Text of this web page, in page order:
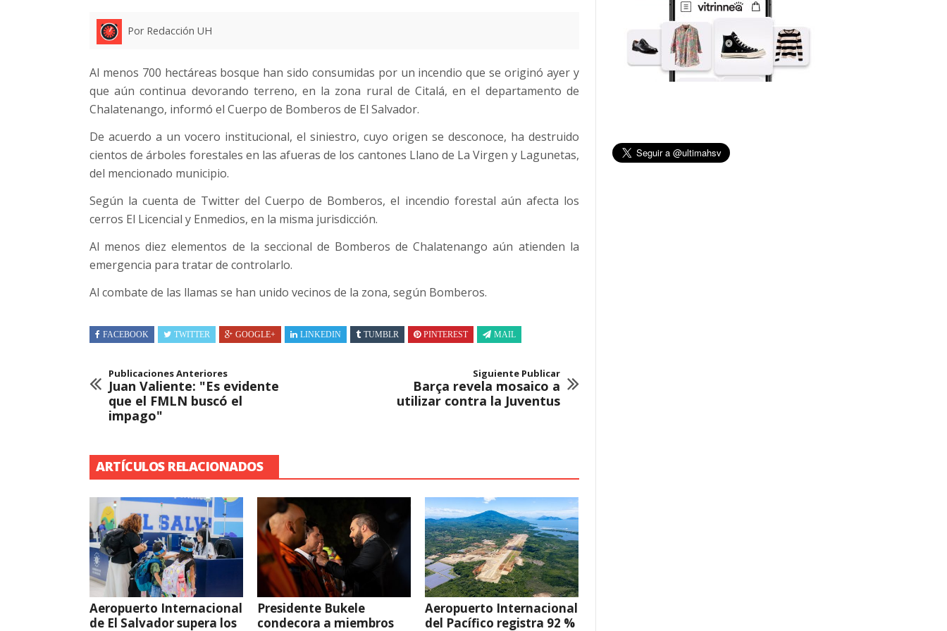
Por Redacción UH
Al menos 700 hectáreas bosque han sido consumidas por un incendio que se originó ayer y
que aún continua devorando terreno, en la zona rural de Citalá, en el departamento de
Chalatenango, informó el Cuerpo de Bomberos de El Salvador.
De acuerdo a un vocero institucional, el siniestro, cuyo origen se desconoce, ha destruido
cientos de árboles forestales en las afueras de los cantones Llano de La Virgen y Lagunetas,
del mencionado municipio.
Según la cuenta de Twitter del Cuerpo de Bomberos, el incendio forestal aún afecta los
cerros El Licencial y Enmedios, en la misma jurisdicción.
Al menos diez elementos de la seccional de Bomberos de Chalatenango aún atienden la
emergencia para tratar de controlarlo.
Al combate de las llamas se han unido vecinos de la zona, según Bomberos.
FACEBOOK TWITTER GOOGLE+ LINKEDIN TUMBLR PINTEREST MAIL
Publicaciones Anteriores
Juan Valiente: "Es evidente
que el FMLN buscó el
impago"
Siguiente Publicar
Barça revela mosaico a
utilizar contra la Juventus
ARTÍCULOS RELACIONADOS
Aeropuerto Internacional
de El Salvador supera los
Presidente Bukele
condecora a miembros
Aeropuerto Internacional
del Pacífico registra 92 %